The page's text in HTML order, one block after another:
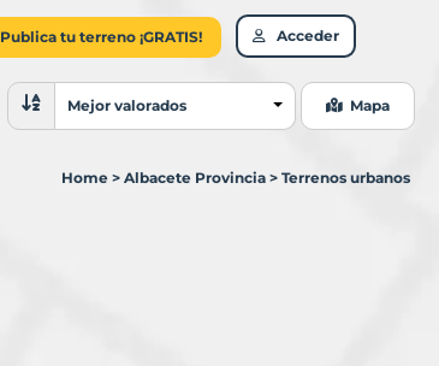
Publica tu terreno ¡GRATIS! Acceder
Ordenar resultados
Mejor valorados Mapa
Home > Albacete Provincia > Terrenos urbanos